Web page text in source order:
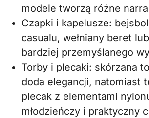
modele tworzą różne
Czapki i kapelusze:
casualu, wełniany beret
bardziej przemyślanego
Torby i plecaki: skórzana
doda elegancji, natomiast
plecak z elementami
młodzieńczy i praktyczny